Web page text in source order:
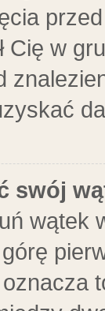
Cię w
swój
wątek